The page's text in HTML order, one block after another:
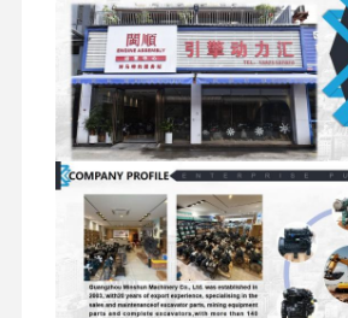
Αρχική
Σελίδα
Προϊόντα Εκπομπή